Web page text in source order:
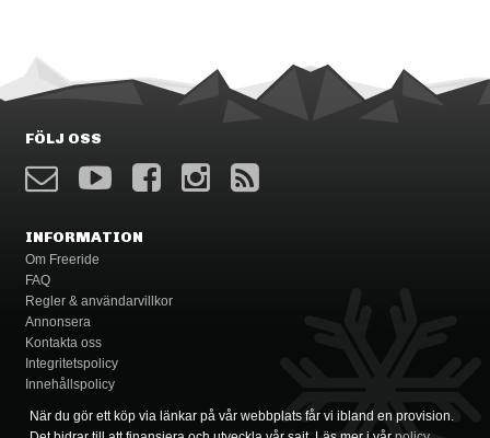
FÖLJ OSS
INFORMATION
Om Freeride
FAQ
Regler & användarvillkor
Annonsera
Kontakta oss
Integritetspolicy
Innehållspolicy
När du gör ett köp via länkar på vår webbplats får vi ibland en provision.